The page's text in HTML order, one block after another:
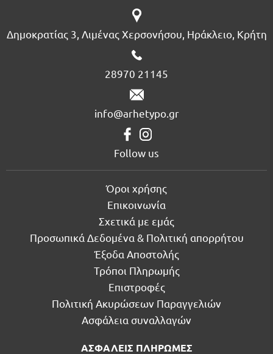
Δημοκρατίας 3, Λιμένας Χερσονήσου, Ηράκλειο, Κρήτη
28970 21145
info@arhetypo.gr
Follow us
Όροι χρήσης
Επικοινωνία
Σχετικά με εμάς
Προσωπικά Δεδομένα & Πολιτική απορρήτου
Έξοδα Αποστολής
Τρόποι Πληρωμής
Επιστροφές
Πολιτική Ακυρώσεων Παραγγελιών
Ασφάλεια συναλλαγών
ΑΣΦΑΛΕΙΣ ΠΛΗΡΩΜΕΣ